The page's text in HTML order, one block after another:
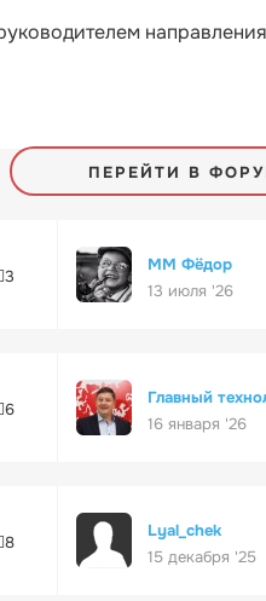
направления
ПЕРЕЙТИ В
3
ММ Фёдор
13 июля '26
6
Главный
16 января '26
8
Lyal_chek
15 декабря '25